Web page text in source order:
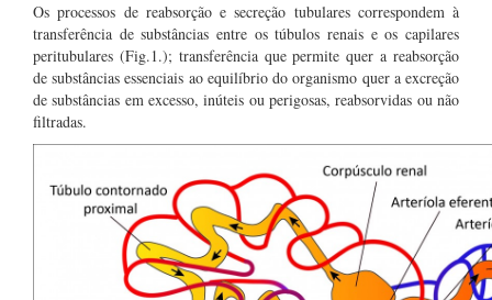
Os processos de reabsorção e secreção tubulares correspondem à
transferência de substâncias entre os túbulos renais e os capilares
peritubulares (Fig.1.); transferência que permite quer a reabsorção
de substâncias essenciais ao equilíbrio do organismo quer a excreção
de substâncias em excesso, inúteis ou perigosas, reabsorvidas ou não
filtradas.